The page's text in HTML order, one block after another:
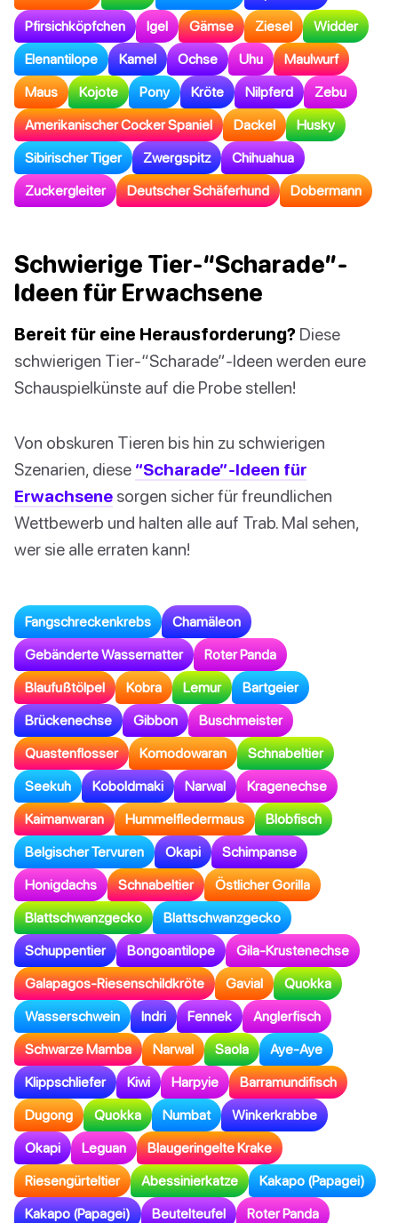
Pfirsichköpfchen Igel Gämse Ziesel Widder
Elenantilope Kamel Ochse Uhu Maulwurf
Maus Kojote Pony Kröte Nilpferd Zebu
Amerikanischer Cocker Spaniel Dackel Husky
Sibirischer Tiger Zwergspitz Chihuahua
Zuckergleiter Deutscher Schäferhund Dobermann
Schwierige Tier-“Scharade”-
Ideen für Erwachsene
Bereit für eine Herausforderung? Diese
schwierigen Tier-“Scharade”-Ideen werden eure
Schauspielkünste auf die Probe stellen!
Von obskuren Tieren bis hin zu schwierigen
Szenarien, diese “Scharade”-Ideen für
Erwachsene sorgen sicher für freundlichen
Wettbewerb und halten alle auf Trab. Mal sehen,
wer sie alle erraten kann!
Fangschreckenkrebs Chamäleon
Gebänderte Wassernatter Roter Panda
Blaufußtölpel Kobra Lemur Bartgeier
Brückenechse Gibbon Buschmeister
Quastenflosser Komodowaran Schnabeltier
Seekuh Koboldmaki Narwal Kragenechse
Kaimanwaran Hummelfledermaus Blobfisch
Belgischer Tervuren Okapi Schimpanse
Honigdachs Schnabeltier Östlicher Gorilla
Blattschwanzgecko Blattschwanzgecko
Schuppentier Bongoantilope Gila-Krustenechse
Galapagos-Riesenschildkröte Gavial Quokka
Wasserschwein Indri Fennek Anglerfisch
Schwarze Mamba Narwal Saola Aye-Aye
Klippschliefer Kiwi Harpyie Barramundifisch
Dugong Quokka Numbat Winkerkrabbe
Okapi Leguan Blaugeringelte Krake
Riesengürteltier Abessinierkatze Kakapo (Papagei)
Kakapo (Papagei) Beutelteufel Roter Panda